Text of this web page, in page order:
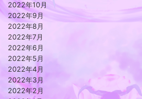
2022年10月
2022年9月
2022年8月
2022年7月
2022年6月
2022年5月
2022年4月
2022年3月
2022年2月